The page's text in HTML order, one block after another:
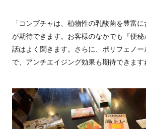
「コンブチャは、植物性の乳酸菌を豊富
が期待できます。お客様のなかでも『便秘
話はよく聞きます。さらに、ポリフェノ
で、アンチエイジング効果も期待できます